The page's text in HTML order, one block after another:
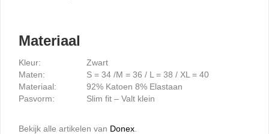
Materiaal
Kleur:
Zwart
Maten:
S = 34 /M = 36 / L = 38 / XL = 40
Materiaal:
92% Katoen 8% Elastaan
Pasvorm:
Slim fit – Valt klein
Bekijk alle artikelen van Donex